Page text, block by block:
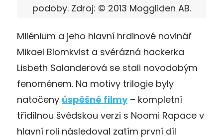
podoby. Zdroj: © 2013 Moggliden AB.
Milénium a jeho hlavní hrdinové novinář
Mikael Blomkvist a svérázná hackerka
Lisbeth Salanderová se stali novodobým
fenoménem. Na motivy trilogie byly
natočeny úspěšné filmy– kompletní
třídílnou švédskou verzi s Noomi Rapace v
hlavní roli následoval zatím první díl